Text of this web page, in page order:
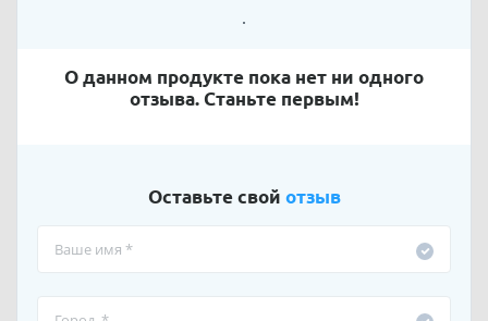
О данном продукте пока нет ни одного
отзыва. Станьте первым!
Оставьте свой отзыв